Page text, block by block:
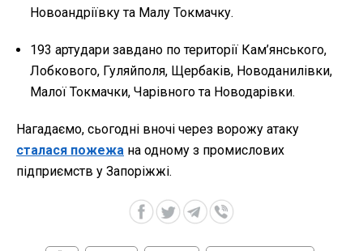
Новоандріївку та Малу Токмачку.
193 артудари завдано по території Кам’янського,
Лобкового, Гуляйполя, Щербаків, Новоданилівки,
Малої Токмачки, Чарівного та Новодарівки.
Нагадаємо, сьогодні вночі через ворожу атаку
сталася пожежа на одному з промислових
підприємств у Запоріжжі.